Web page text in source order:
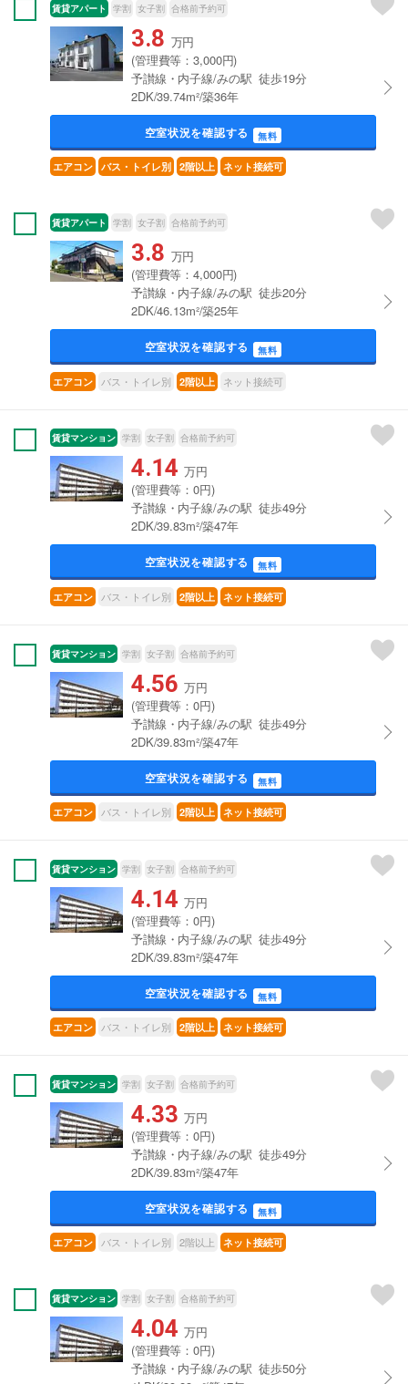
賃貸アパート 学割 女子割 合格前予約可
3.8 万円
(管理費等：3,000円)
予讃線・内子線/みの駅 徒歩19分
2DK/39.74m²/築36年
空室状況を確認する 無料
エアコン バス・トイレ別 2階以上 ネット接続可
賃貸アパート 学割 女子割 合格前予約可
3.8 万円
(管理費等：4,000円)
予讃線・内子線/みの駅 徒歩20分
2DK/46.13m²/築25年
空室状況を確認する 無料
エアコン バス・トイレ別 2階以上 ネット接続可
賃貸マンション 学割 女子割 合格前予約可
4.14 万円
(管理費等：0円)
予讃線・内子線/みの駅 徒歩49分
2DK/39.83m²/築47年
空室状況を確認する 無料
エアコン バス・トイレ別 2階以上 ネット接続可
賃貸マンション 学割 女子割 合格前予約可
4.56 万円
(管理費等：0円)
予讃線・内子線/みの駅 徒歩49分
2DK/39.83m²/築47年
空室状況を確認する 無料
エアコン バス・トイレ別 2階以上 ネット接続可
賃貸マンション 学割 女子割 合格前予約可
4.14 万円
(管理費等：0円)
予讃線・内子線/みの駅 徒歩49分
2DK/39.83m²/築47年
空室状況を確認する 無料
エアコン バス・トイレ別 2階以上 ネット接続可
賃貸マンション 学割 女子割 合格前予約可
4.33 万円
(管理費等：0円)
予讃線・内子線/みの駅 徒歩49分
2DK/39.83m²/築47年
空室状況を確認する 無料
エアコン バス・トイレ別 2階以上 ネット接続可
賃貸マンション 学割 女子割 合格前予約可
4.04 万円
(管理費等：0円)
予讃線・内子線/みの駅 徒歩50分